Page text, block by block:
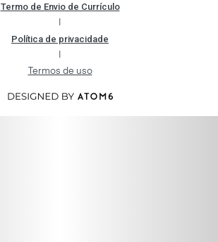
Termo de Envio de Currículo
Política de privacidade
Termos de uso